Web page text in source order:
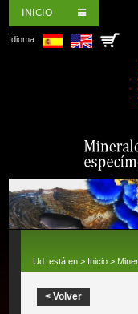
INICIO
Idioma
Ud. está en > Inicio >
< Volver